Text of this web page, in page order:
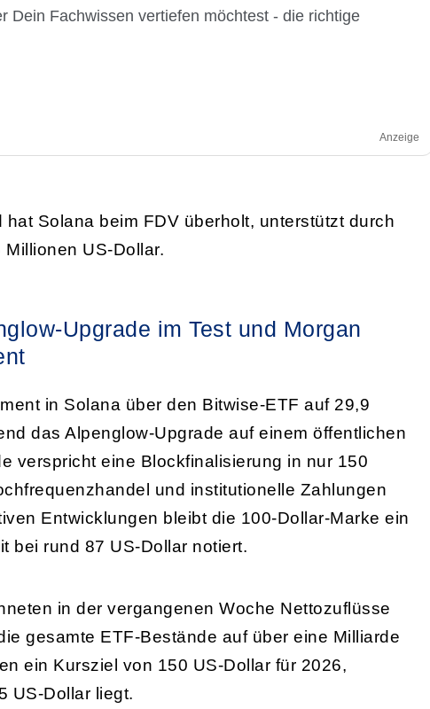
Dein Fachwissen vertiefen möchtest - die richtige
Anzeige
hat Solana beim FDV überholt, unterstützt durch
US-Dollar.
Upgrade im Test und Morgan
in Solana über den Bitwise-ETF auf 29,9
das Alpenglow-Upgrade auf einem öffentlichen
verspricht eine Blockfinalisierung in nur 150
und institutionelle Zahlungen
Entwicklungen bleibt die 100-Dollar-Marke ein
bei rund 87 US-Dollar notiert.
in der vergangenen Woche Nettozuflüsse
gesamte ETF-Bestände auf über eine Milliarde
ein Kursziel von 150 US-Dollar für 2026,
US-Dollar liegt.